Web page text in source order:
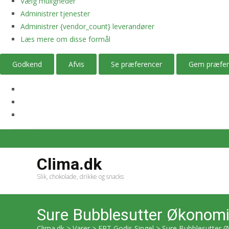
Administrer tjenester
Administrer {vendor_count} leverandører
Læs mere om disse formål
Godkend Afvis Se præferencer Gem
Clima.dk
Slik, chokolade, drikke og snacks
Sure Bubblesutter